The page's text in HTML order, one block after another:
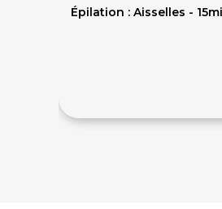
Épilation : Aisselles -